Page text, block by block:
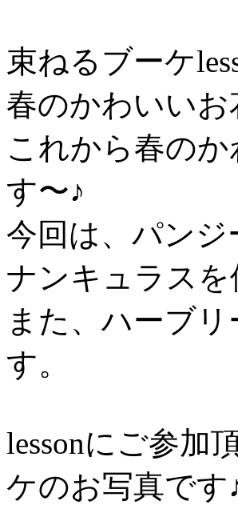
束ねるブーケ
春のかわいい
これから春の
す〜♪
今回は、パン
ナンキュラス
また、ハーブ
す。
lessonにご参加
ケのお写真です